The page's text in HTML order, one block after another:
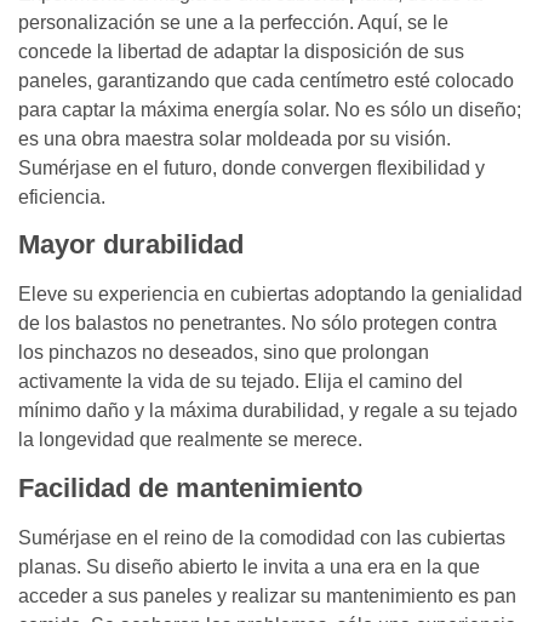
personalización se une a la perfección. Aquí, se le
concede la libertad de adaptar la disposición de sus
paneles, garantizando que cada centímetro esté colocado
para captar la máxima energía solar. No es sólo un diseño;
es una obra maestra solar moldeada por su visión.
Sumérjase en el futuro, donde convergen flexibilidad y
eficiencia.
Mayor durabilidad
Eleve su experiencia en cubiertas adoptando la genialidad
de los balastos no penetrantes. No sólo protegen contra
los pinchazos no deseados, sino que prolongan
activamente la vida de su tejado. Elija el camino del
mínimo daño y la máxima durabilidad, y regale a su tejado
la longevidad que realmente se merece.
Facilidad de mantenimiento
Sumérjase en el reino de la comodidad con las cubiertas
planas. Su diseño abierto le invita a una era en la que
acceder a sus paneles y realizar su mantenimiento es pan